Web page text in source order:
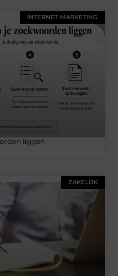
INTERNET MARKETING
liggen
ZAKELIJK